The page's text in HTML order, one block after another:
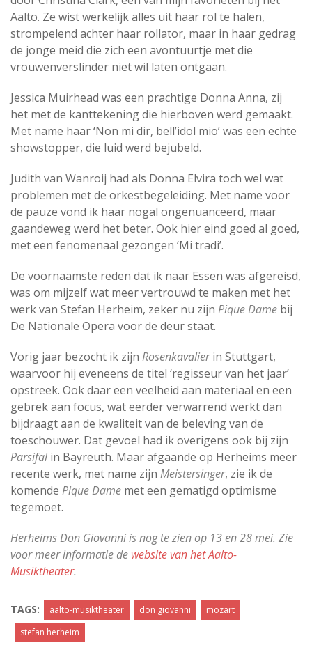
Aalto. Ze wist werkelijk alles uit haar rol te halen,
strompelend achter haar rollator, maar in haar gedrag
de jonge meid die zich een avontuurtje met die
vrouwenverslinder niet wil laten ontgaan.
Jessica Muirhead was een prachtige Donna Anna, zij
het met de kanttekening die hierboven werd gemaakt.
Met name haar ‘Non mi dir, bell’idol mio’ was een echte
showstopper, die luid werd bejubeld.
Judith van Wanroij had als Donna Elvira toch wel wat
problemen met de orkestbegeleiding. Met name voor
de pauze vond ik haar nogal ongenuanceerd, maar
gaandeweg werd het beter. Ook hier eind goed al goed,
met een fenomenaal gezongen ‘Mi tradi’.
De voornaamste reden dat ik naar Essen was afgereisd,
was om mijzelf wat meer vertrouwd te maken met het
werk van Stefan Herheim, zeker nu zijn Pique Dame bij
De Nationale Opera voor de deur staat.
Vorig jaar bezocht ik zijn Rosenkavalier in Stuttgart,
waarvoor hij eveneens de titel ‘regisseur van het jaar’
opstreek. Ook daar een veelheid aan materiaal en een
gebrek aan focus, wat eerder verwarrend werkt dan
bijdraagt aan de kwaliteit van de beleving van de
toeschouwer. Dat gevoel had ik overigens ook bij zijn
Parsifalin Bayreuth. Maar afgaande op Herheims meer
recente werk, met name zijn Meistersinger, zie ik de
komende Pique Dame met een gematigd optimisme
tegemoet.
Herheims Don Giovanni is nog te zien op 13 en 28 mei. Zie
voor meer informatie de website van het Aalto-
Musiktheater.
TAGS: aalto-musiktheater don giovanni
mozart
stefan herheim